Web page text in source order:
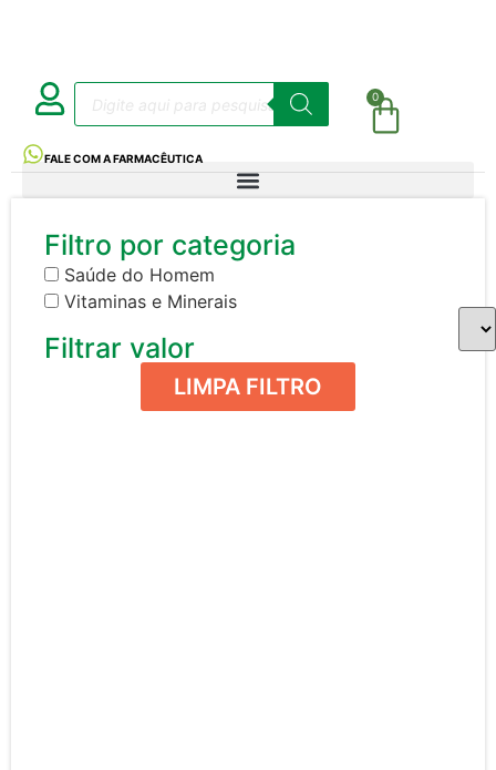
0
FALE COM A FARMACÊUTICA
Filtro por categoria
Saúde do Homem
Vitaminas e Minerais
Filtrar valor
LIMPA FILTRO